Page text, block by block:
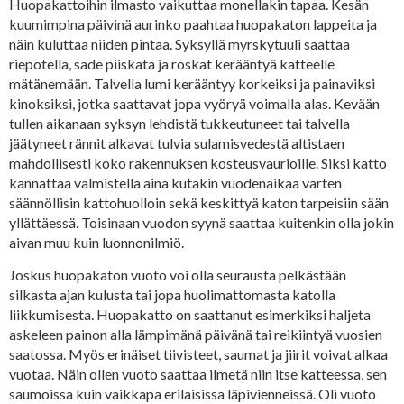
Huopakattoihin ilmasto vaikuttaa monellakin tapaa. Kesän
kuumimpina päivinä aurinko paahtaa huopakaton lappeita ja
näin kuluttaa niiden pintaa. Syksyllä myrskytuuli saattaa
riepotella, sade piiskata ja roskat kerääntyä katteelle
mätänemään. Talvella lumi kerääntyy korkeiksi ja painaviksi
kinoksiksi, jotka saattavat jopa vyöryä voimalla alas. Kevään
tullen aikanaan syksyn lehdistä tukkeutuneet tai talvella
jäätyneet rännit alkavat tulvia sulamisvedestä altistaen
mahdollisesti koko rakennuksen kosteusvaurioille. Siksi katto
kannattaa valmistella aina kutakin vuodenaikaa varten
säännöllisin kattohuolloin sekä keskittyä katon tarpeisiin sään
yllättäessä. Toisinaan vuodon syynä saattaa kuitenkin olla jokin
aivan muu kuin luonnonilmiö.
Joskus huopakaton vuoto voi olla seurausta pelkästään
silkasta ajan kulusta tai jopa huolimattomasta katolla
liikkumisesta. Huopakatto on saattanut esimerkiksi haljeta
askeleen painon alla lämpimänä päivänä tai reikiintyä vuosien
saatossa. Myös erinäiset tiivisteet, saumat ja jiirit voivat alkaa
vuotaa. Näin ollen vuoto saattaa ilmetä niin itse katteessa, sen
saumoissa kuin vaikkapa erilaisissa läpivienneissä. Oli vuoto